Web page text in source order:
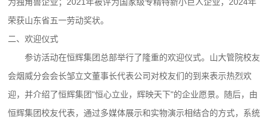
荣获山东省五一劳动奖状。
二、欢迎仪式
参访活动在恒辉集团总部举行了隆重的欢迎仪式。山大管院校友
会烟威分会会长邹立文董事长代表公司对校友们的到来表示热烈欢
迎，并介绍了恒辉集团"恒心立业，辉映天下"的企业愿景。随后，由
恒辉集团校友代表，通过多媒体展示和实物演示相结合的方式，系统